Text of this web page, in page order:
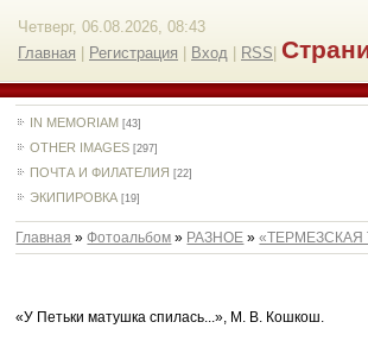
Четверг, 06.08.2026, 08:43
Главная
Регистрация Вход RSS
IN MEMORIAM [43]
OTHER IMAGES [297]
ПОЧТА И ФИЛАТЕЛИЯ [22]
ЭКИПИРОВКА [19]
Главная »Фотоальбом » РАЗНОЕ »«ТЕРМЕЗСКАЯ
«У Петьки матушка спилась...», М. В. Кошкош.